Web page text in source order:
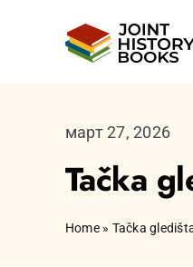
март 27, 2026
Tačka
Home» Tačka